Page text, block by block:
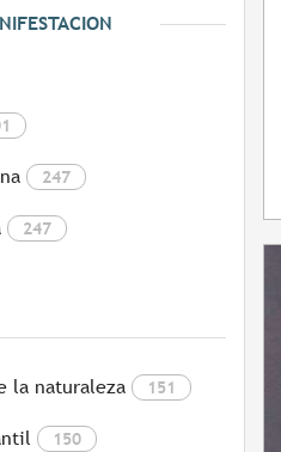
247
247
la naturaleza 151
150